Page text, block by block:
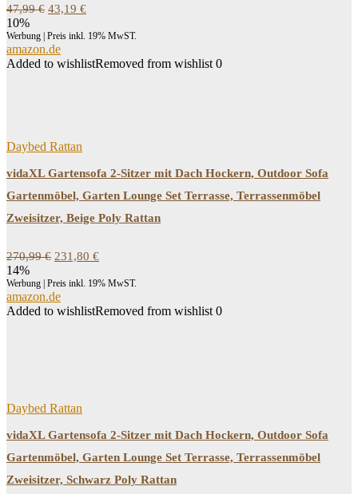
47,99€ Ursprünglicher
war:
47,99 €
43,19 €
ist:
10%
Werbung | Preis inkl. 19% MwST.
amazon.de
Added to wishlistRemoved from wishlist 0
Daybed Rattan
vidaXL Gartensofa 2-Sitzer mit Dach Hockern, Outdoor Sofa
Gartenmöbel, Garten Lounge Set Terrasse, Terrassenmöbel
Zweisitzer, Beige Poly Rattan
270,99€ Ursprünglicher
war:
270,99 €
231,80 €
ist:
14%
Werbung | Preis inkl. 19% MwST.
amazon.de
Added to wishlistRemoved from wishlist 0
Daybed Rattan
vidaXL Gartensofa 2-Sitzer mit Dach Hockern, Outdoor Sofa
Gartenmöbel, Garten Lounge Set Terrasse, Terrassenmöbel
Zweisitzer, Schwarz Poly Rattan